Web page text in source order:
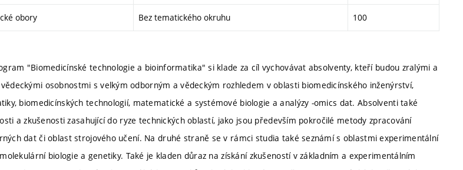
obory Bez tematického okruhu 100
"Biomedicínské technologie a bioinformatika" si klade za cíl vychovávat absolventy, kteří budou zralými a
osobnostmi s velkým odborným a vědeckým rozhledem v oblasti biomedicínského inženýrství,
biomedicínských technologií, matematické a systémové biologie a analýzy -omics dat. Absolventi také
a zkušenosti zasahující do ryze technických oblastí, jako jsou především pokročilé metody zpracování
dat či oblast strojového učení. Na druhé straně se v rámci studia také seznámí s oblastmi experimentální
biologie a genetiky. Také je kladen důraz na získání zkušeností v základním a experimentálním